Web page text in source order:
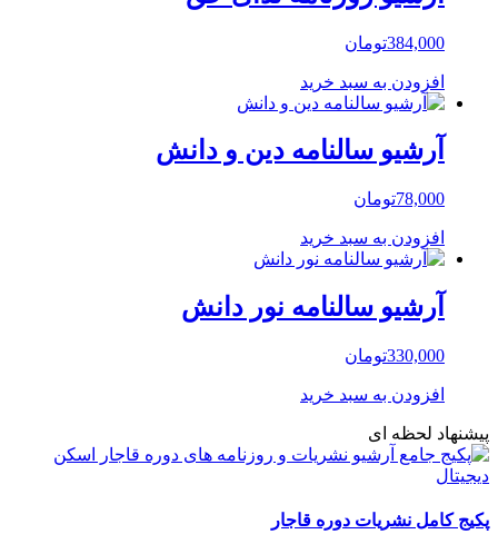
384,000تومان
افزودن به سبد خرید
آرشیو سالنامه دین و دانش
78,000تومان
افزودن به سبد خرید
آرشیو سالنامه نور دانش
330,000تومان
افزودن به سبد خرید
پیشنهاد لحظه ای
پکیج کامل نشریات دوره قاجار